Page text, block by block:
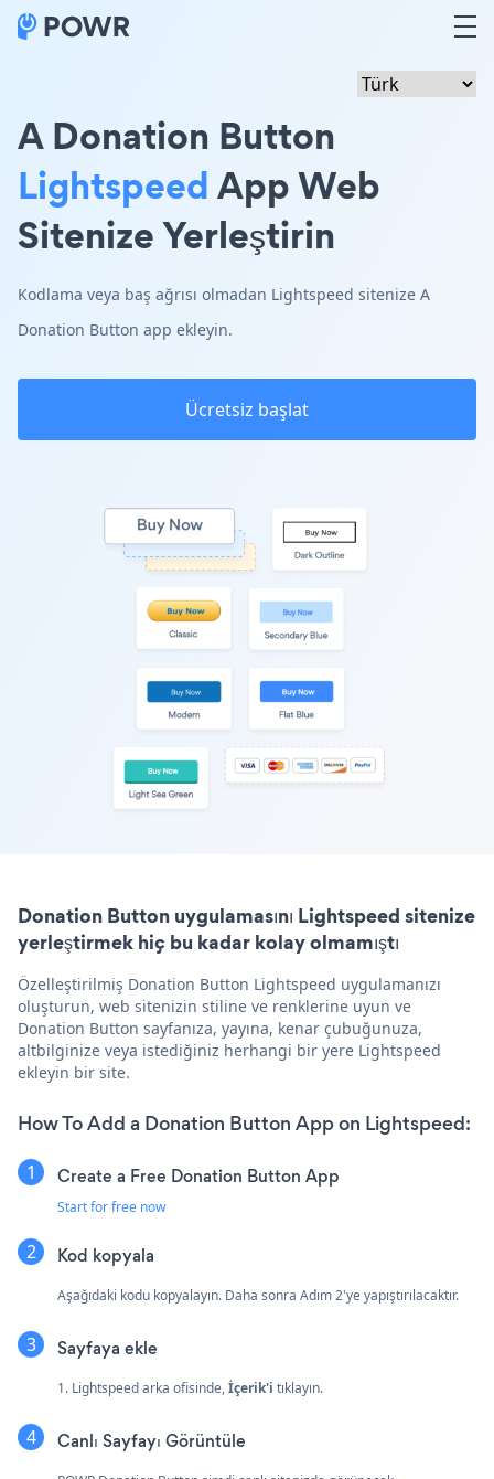
A Donation Button
LightspeedApp Web
Sitenize Yerleştirin
Kodlama veya baş ağrısı olmadan Lightspeed sitenize A
Donation Button app ekleyin.
Ücretsiz başlat
Donation Button uygulamasını Lightspeed sitenize
yerleştirmek hiç bu kadar kolay olmamıştı
Özelleştirilmiş Donation Button Lightspeed uygulamanızı
oluşturun, web sitenizin stiline ve renklerine uyun ve
Donation Button sayfanıza, yayına, kenar çubuğunuza,
altbilginize veya istediğiniz herhangi bir yere Lightspeed
ekleyin bir site.
How To Add a Donation Button App on Lightspeed:
Create a Free Donation Button App
Start for free now
Kod kopyala
Aşağıdaki kodu kopyalayın. Daha sonra Adım 2'ye yapıştırılacaktır.
Sayfaya ekle
1. Lightspeed arka ofisinde,İçerik'i tıklayın.
Canlı Sayfayı Görüntüle